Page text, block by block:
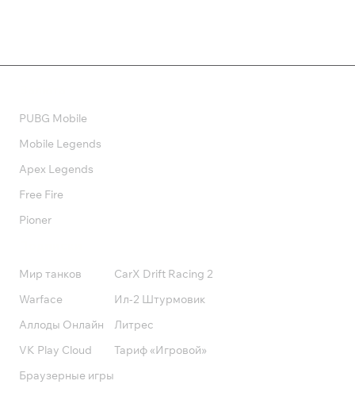
PUBG Mobile
Mobile Legends
Apex Legends
Free Fire
Pioner
Мир танков
Warface
Аллоды Онлайн
VK Play Cloud
Браузерные игры
CarX Drift Racing 2
Ил-2 Штурмовик
Литрес
Тариф «Игровой»